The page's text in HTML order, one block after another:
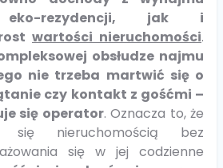
eko-rezydencji, jak i
wartości nieruchomości.
obsłudze najmu
nie trzeba martwić się o
czy kontakt z gośćmi –
się operator. Oznacza to, że
się nieruchomością bez
się w jej codzienne